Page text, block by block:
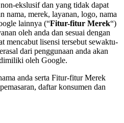
ekslusif dan yang tidak dapat
nama, merek, layanan, logo, nama
lainnya (“Fitur-fitur Merek“)
oleh anda dan sesuai dengan
mencabut lisensi tersebut sewaktu-
dari penggunaan anda akan
oleh Google.
anda serta Fitur-fitur Merek
daftar konsumen dan